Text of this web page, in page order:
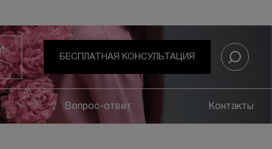
БЕСПЛАТНАЯ КОНСУЛЬТАЦИЯ
Вопрос-ответ Контакты